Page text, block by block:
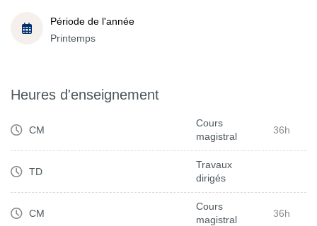
Période de l'année
Printemps
Heures d'enseignement
CM
Cours
magistral
36h
TD
Travaux
dirigés
CM
Cours
magistral
36h